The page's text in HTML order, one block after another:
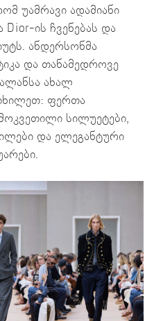
უამრავი ადამიანი
ის ჩვენებას და
ანდერსონმა
და თანამედროვე
ახალ
ფერთა
სილუეტები,
და ელეგანტური